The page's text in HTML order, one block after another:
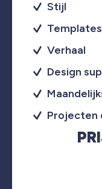
Stijl
Templates
Verhaal
Design
Projecten